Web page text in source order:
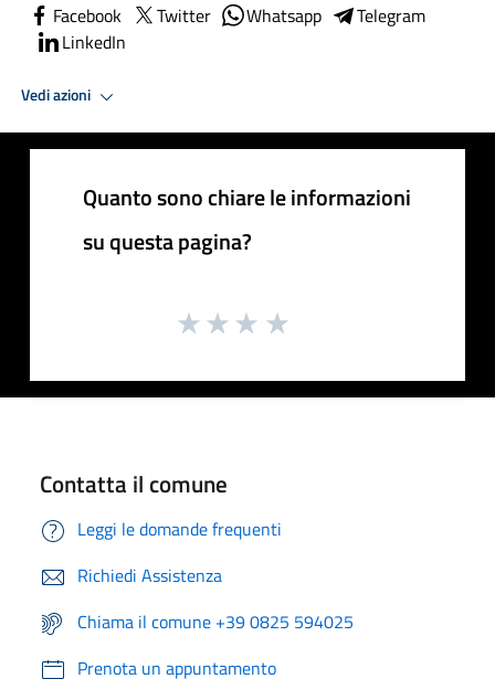
Facebook Twitter Whatsapp
Telegram
LinkedIn
Vedi azioni
Quanto sono chiare le informazioni
su questa pagina?
Contatta il comune
Leggi le domande frequenti
Richiedi Assistenza
Chiama il comune +39 0825 594025
Prenota un appuntamento